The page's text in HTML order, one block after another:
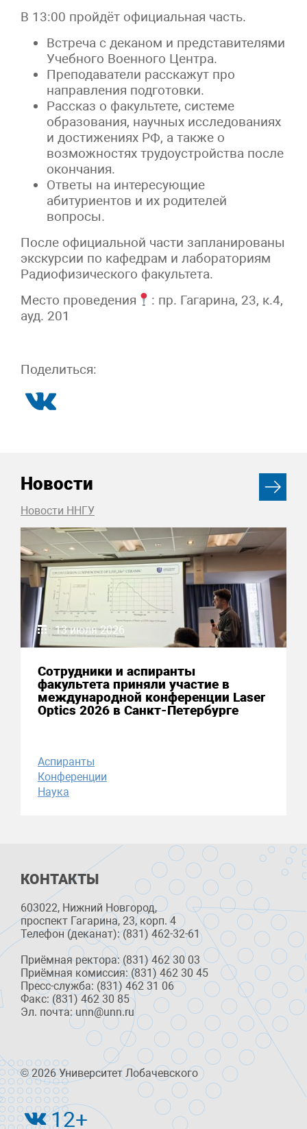
В 13:00 пройдёт официальная часть.
Встреча с деканом и представителями
Учебного Военного Центра.
Преподаватели расскажут про
направления подготовки.
Рассказ о факультете, системе
образования, научных исследованиях
и достижениях РФ, а также о
возможностях трудоустройства после
окончания.
Ответы на интересующие
абитуриентов и их родителей
вопросы.
После официальной части запланированы
экскурсии по кафедрам и лабораториям
Радиофизического факультета.
Место проведения
: пр. Гагарина, 23, к.4,
ауд. 201
Поделиться:
Новости
Новости ННГУ
13 июля 2026
Сотрудники и аспиранты
факультета приняли участие в
международной конференции Laser
Optics 2026 в Санкт-Петербурге
Аспиранты
Конференции
Наука
КОНТАКТЫ
603022, Нижний Новгород,
проспект Гагарина, 23, корп. 4
Телефон (деканат): (831) 462-32-61
Приёмная ректора: (831) 462 30 03
Приёмная комиссия: (831) 462 30 45
Пресс-служба: (831) 462 31 06
Факс: (831) 462 30 85
Эл. почта: unn@unn.ru
© 2026 Университет Лобачевского
12+